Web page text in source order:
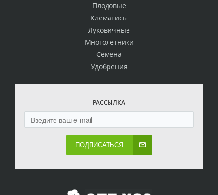
Плодовые
Клематисы
Луковичные
Многолетники
Семена
Удобрения
РАССЫЛКА
ПОДПИСАТЬСЯ